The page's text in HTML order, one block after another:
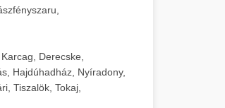
Derecske,
Hajdúhadház, Nyíradony,
Tiszalök, Tokaj,